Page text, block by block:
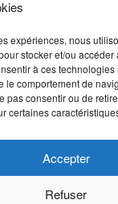
expériences, nous
stocker et/ou
à ces
le comportement de
pas consentir ou de
certaines
Accepter
Refuser
Français
un cactus ?
la fête des mères ?
fleurs séchées